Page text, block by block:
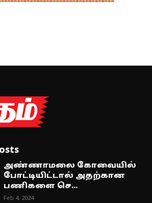
அண்ணாமலை கோவையில்
போட்டியிட்டால் அதற்கான
பணிகளை செ...
Feb 4, 2024